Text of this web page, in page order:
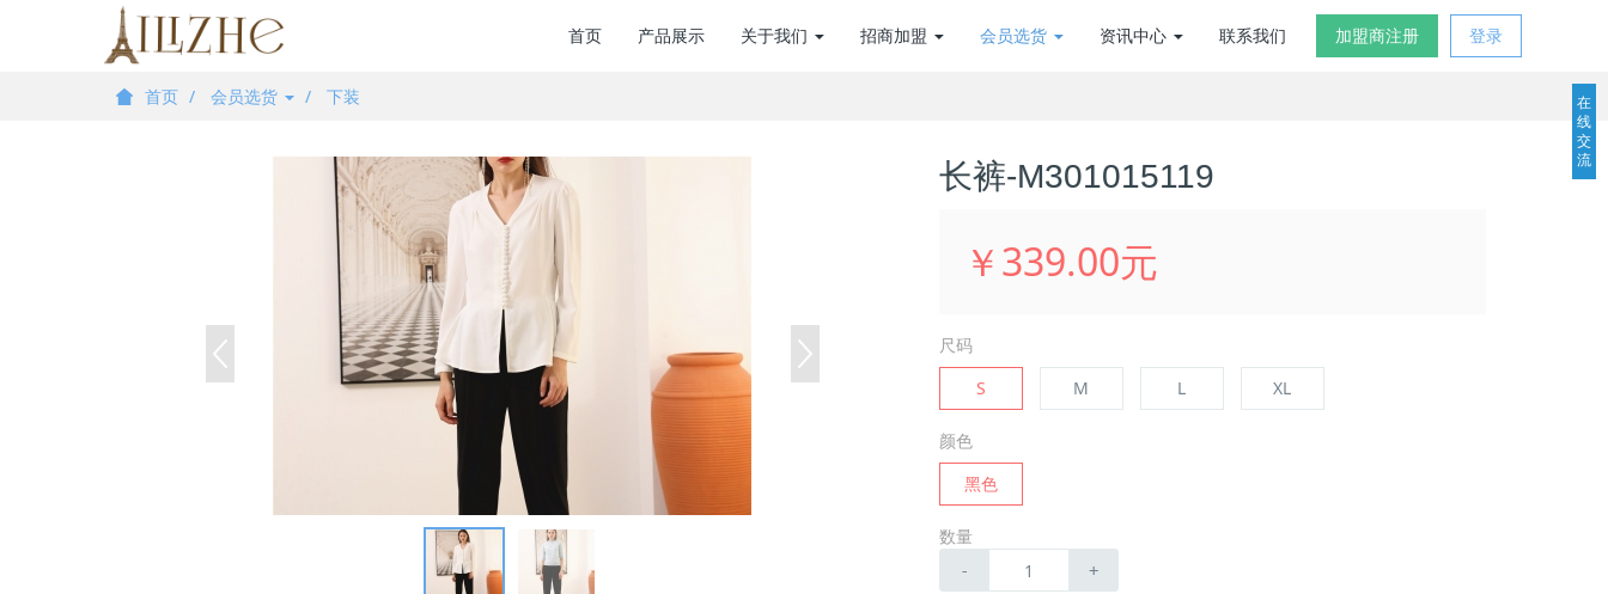
加盟商注册 登录
首页 产品展示 关于我们 招商加盟 会员选货 资讯中心 联系我们
首页 会员选货 下装
长裤-M301015119
￥339.00元
尺码
S
M L XL
颜色
黑色
数量
- +
在
线
交
流